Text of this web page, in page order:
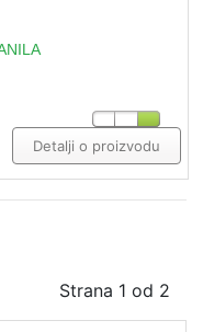
Detalji o proizvodu
Strana 1 od 2